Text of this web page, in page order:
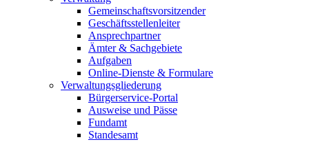
Gemeinschaftsvorsitzender
Geschäftsstellenleiter
Ansprechpartner
Ämter & Sachgebiete
Aufgaben
Online-Dienste & Formulare
Verwaltungsgliederung
Bürgerservice-Portal
Ausweise und Pässe
Fundamt
Standesamt